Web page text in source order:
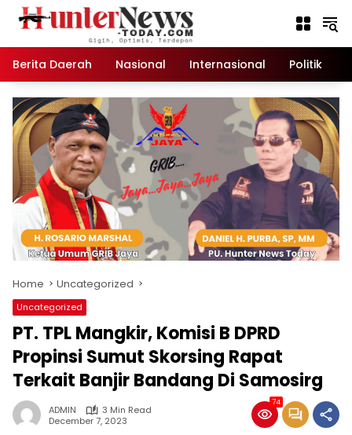
Berita Daerah
Nasional Internasional Politik
Home Uncategorized
Uncategorized
PT. TPL Mangkir, Komisi B DPRD
Propinsi Sumut Skorsing Rapat
Terkait Banjir Bandang Di Samosirg
ADMIN
3 Min Read
December 7, 2023
74